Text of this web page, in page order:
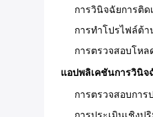
การวินิจฉัยการติ
การทำโปรไฟล์ต้
การตรวจสอบโหล
แอปพลิเคชันการวินิ
การตรวจสอบการ